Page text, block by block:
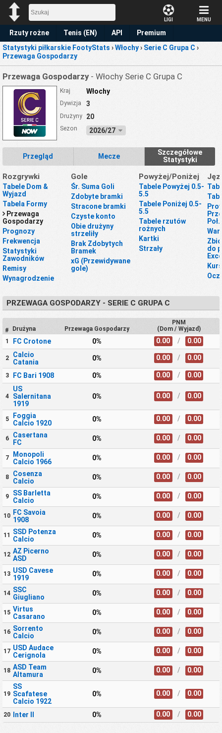
LIGI MENU
Rzuty rożne Tenis (EN) API Premium
Prognoza
Statystyki piłkarskie FootyStats ›Włochy› Serie C Grupa C ›
Przewaga Gospodarzy
Przewaga Gospodarzy - Włochy Serie C Grupa C
Kraj Włochy
Dywizja 3
Drużyny 20
Sezon 2026/27
Przegląd Mecze
Szczegółowe
Statystyki
Rozgrywki
Tabele Dom &
Wyjazd
Tabela Formy
Przewaga
Gospodarzy
Prognozy
Frekwencja
Statystyki
Zawodników
Remisy
Wynagrodzenie
Gole
Śr. Suma Goli
Zdobyte bramki
Stracone bramki
Czyste konto
Obie drużyny
strzeliły
Brak Zdobytych
Bramek
xG (Przewidywane
gole)
Powyżej/Poniżej
Tabele Powyżej 0.5-
5.5
Tabele Poniżej 0.5-
5.5
Tabele rzutów
rożnych
Kartki
Strzały
Poł.
do
Kurs
PRZEWAGA GOSPODARZY - SERIE C GRUPA C
# Drużyna Przewaga Gospodarzy
PNM
(Dom / Wyjazd)
1
FC Crotone 0% 0.00 / 0.00
2
Calcio
Catania
0% 0.00 / 0.00
3 FC Bari 1908 0% 0.00 / 0.00
4
US
Salernitana
1919
0% 0.00 / 0.00
5
Foggia
Calcio 1920
0% 0.00 / 0.00
6
Casertana
FC
0% 0.00 / 0.00
7
Monopoli
Calcio 1966
0% 0.00 / 0.00
8
Cosenza
Calcio
0% 0.00 / 0.00
9
SS Barletta
Calcio
0% 0.00 / 0.00
10 FC Savoia
1908
0% 0.00 / 0.00
11 SSD Potenza
Calcio
0% 0.00 / 0.00
12 AZ Picerno
ASD
0% 0.00 / 0.00
13 USD Cavese
1919
0% 0.00 / 0.00
14 SSC
Giugliano
0% 0.00 / 0.00
15 Virtus
Casarano
0% 0.00 / 0.00
16 Sorrento
Calcio
0% 0.00 / 0.00
17 USD Audace
Cerignola
0% 0.00 / 0.00
18 ASD Team
Altamura
0% 0.00 / 0.00
19
SS
Scafatese
Calcio 1922
0% 0.00 / 0.00
20 Inter II 0% 0.00 / 0.00